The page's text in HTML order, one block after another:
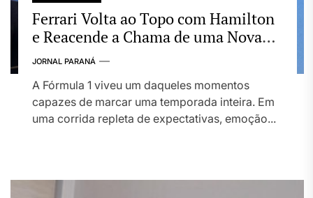
Ferrari Volta ao Topo com Hamilton
e Reacende a Chama de uma Nova
Era na Fórmula 1
JORNAL PARANÁ
A Fórmula 1 viveu um daqueles momentos
capazes de marcar uma temporada inteira. Em
uma corrida repleta de expectativas, emoção...